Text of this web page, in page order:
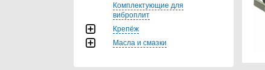
Комплектующие для
виброплит
Крепёж
Масла и смазки